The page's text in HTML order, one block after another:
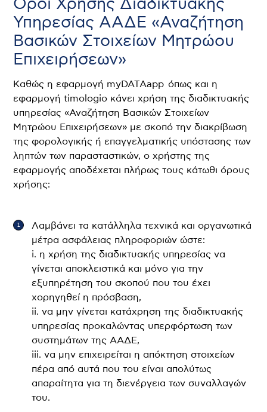
Όροι Χρήσης Διαδικτυακής
Υπηρεσίας ΑΑΔΕ «Αναζήτηση
Βασικών Στοιχείων Μητρώου
Επιχειρήσεων»
Καθώς η εφαρμογή myDATAapp όπως και η
εφαρμογή timologio κάνει χρήση της διαδικτυακής
υπηρεσίας «Αναζήτηση Βασικών Στοιχείων
Μητρώου Επιχειρήσεων» με σκοπό την διακρίβωση
της φορολογικής ή επαγγελματικής υπόστασης των
ληπτών των παρασταστικών, ο χρήστης της
εφαρμογής αποδέχεται πλήρως τους κάτωθι όρους
χρήσης:
Λαμβάνει τα κατάλληλα τεχνικά και οργανωτικά
μέτρα ασφάλειας πληροφοριών ώστε:
i. η χρήση της διαδικτυακής υπηρεσίας να
γίνεται αποκλειστικά και μόνο για την
εξυπηρέτηση του σκοπού που του έχει
χορηγηθεί η πρόσβαση,
ii. να μην γίνεται κατάχρηση της διαδικτυακής
υπηρεσίας προκαλώντας υπερφόρτωση των
συστημάτων της ΑΑΔΕ,
iii. να μην επιχειρείται η απόκτηση στοιχείων
πέρα από αυτά που του είναι απολύτως
απαραίτητα για τη διενέργεια των συναλλαγών
του.